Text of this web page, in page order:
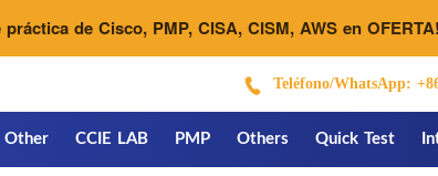
práctica de Cisco, PMP, CISA, CISM, AWS en OFERTA!
Teléfono/WhatsApp:
Other CCIE LAB PMP Others Quick Test